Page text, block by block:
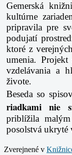
Gemerská
kultúrne
pripravila pre
podujatí
ktoré z
umenia.
vzdelávania a
živote.
Beseda so
riadkami nie
priblížila
posolstvá ukryté
Zverejnené v